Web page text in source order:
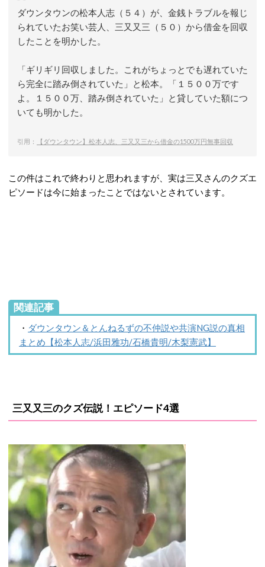
ダウンタウンの松本人志（５４）が、金銭トラブルを報じ
られていたお笑い芸人、三又又三（５０）から借金を回収
したことを明かした。
「ギリギリ回収しました。これがちょっとでも遅れていた
ら完全に踏み倒されていた」と松本。「１５００万です
よ。１５００万、踏み倒されていた」と貸していた額につ
いても明かした。
引用： 【ダウンタウン】松本人志、三又又三から借金の1500万円無事回収
この件はこれで終わりと思われますが、実は三又さんのクズエ
ピソードは今に始まったことではないとされています。
関連記事
・ ダウンタウン＆とんねるずの不仲説や共演NG説の真相
まとめ【松本人志/浜田雅功/石橋貴明/木梨憲武】
三又又三のクズ伝説！エピソード4選